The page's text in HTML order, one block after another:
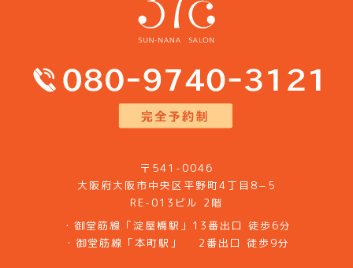
〒541-0046
大阪府大阪市中央区平野町4丁目8−5
RE-013ビル 2階
・御堂筋線「淀屋橋駅」13番出口 徒歩6分
・御堂筋線「本町駅」 2番出口 徒歩9分